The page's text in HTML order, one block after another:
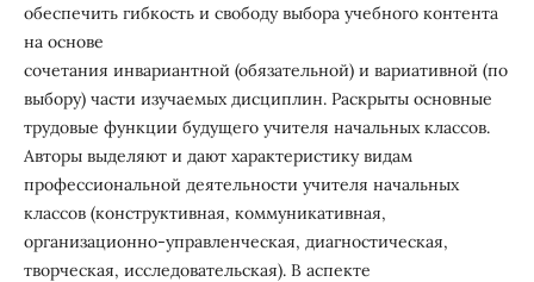
обеспечить гибкость и свободу выбора учебного контента
на основе
сочетания инвариантной (обязательной) и вариативной (по
выбору) части изучаемых дисциплин. Раскрыты основные
трудовые функции будущего учителя начальных классов.
Авторы выделяют и дают характеристику видам
профессиональной деятельности учителя начальных
классов (конструктивная, коммуникативная,
организационно-управленческая, диагностическая,
творческая, исследовательская). В аспекте